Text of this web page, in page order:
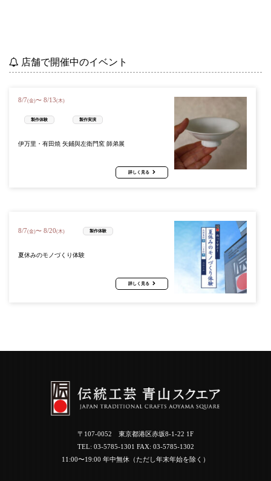
店舗で開催中のイベント
8/7(金)〜 8/13(木)
製作体験 製作実演
伊万里・有田焼 矢鋪與左衛門窯 師弟展
詳しく見る
8/7(金)〜 8/20(木) 製作体験
夏休みのモノづくり体験
詳しく見る
〒107-0052 東京都港区赤坂8-1-22 1F
TEL: 03-5785-1301 FAX: 03-5785-1302
11:00〜19:00 年中無休（ただし年末年始を除く）